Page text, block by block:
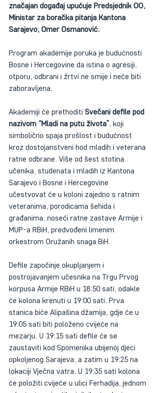
značajan događaj upućuje Predsjednik OO,
Ministar za boračka pitanja Kantona
Sarajevo, Omer Osmanović.
Program akademije poruka je budućnosti
Bosne i Hercegovine da istina o agresiji,
otporu, odbrani i žrtvi ne smije i neće biti
zaboravljena.
Akademiji će prethoditi Svečani defile pod
nazivom “Mladi na putu života” , koji
simbolično spaja prošlost i budućnost
kroz dostojanstveni hod mladih i veterana
ratne odbrane. Više od šest stotina
učenika, studenata i mladih iz Kantona
Sarajevo i Bosne i Hercegovine
učestvovat će u koloni zajedno s ratnim
veteranima, porodicama šehida i
građanima, noseći ratne zastave Armije i
MUP-a RBiH, predvođeni limenim
orkestrom Oružanih snaga BiH.
Defile započinje okupljanjem i
postrojavanjem učesnika na Trgu Prvog
korpusa Armije RBiH u 18:50 sati, odakle
će kolona krenuti u 19:00 sati. Prva
stanica biće Alipašina džamija, gdje će u
19:05 sati biti položeno cvijeće na
mezarju. U 19:15 sati defile će se
zaustaviti kod Spomenika ubijenoj djeci
opkoljenog Sarajeva, a zatim u 19:25 na
lokaciji Vječna vatra. U 19:35 sati kolona
će položiti cvijeće u ulici Ferhadija, jednom